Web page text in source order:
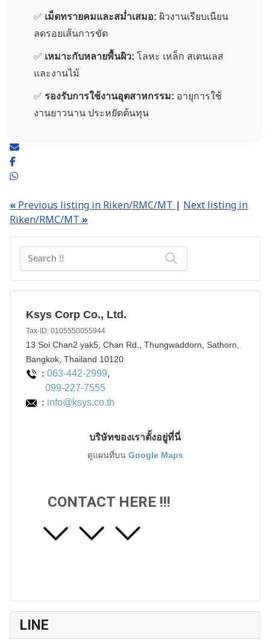
✅ เม็ดทรายคมและสม่ำเสมอ: ผิวงานเรียบเนียน
ลดรอยเส้นการขัด
✅ เหมาะกับหลายพื้นผิว: โลหะ เหล็ก สเตนเลส
และงานไม้
✅ รองรับการใช้งานอุตสาหกรรม: อายุการใช้
งานยาวนาน ประหยัดต้นทุน
« Previous listing in Riken/RMC/MT | Next listing in
Riken/RMC/MT »
Ksys Corp Co., Ltd.
Tax-ID: 0105550055944
13 Soi Chan2 yak5, Chan Rd., Thungwaddorn, Sathorn,
Bangkok, Thailand 10120
: 063-442-2999,
099-227-7555
: info@ksys.co.th
บริษัทของเราตั้งอยู่ที่นี่
ดูแผนที่บน Google Maps
CONTACT HERE !!!
LINE